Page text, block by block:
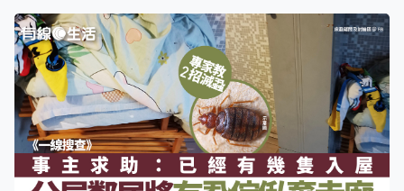
雙倍租金。 查看更多公屋資料：公屋申請2022 最新入息
限額、文件、資產一覽 日做17小時工作至凌晨 小紅書用戶
「丁鵬輝-天台人在香港」日前分享一條訪問片段，受訪者
為巴裔港人，以流利廣東話稱自己是16噸貨車司機，當年
購買時約80萬元，屬自購：「一路搵錢一路供囉，依家供
晒喇。」事主續指，他早上7點起身，工作至凌晨3至4點
才收工，日做16至17小時，午飯就吃麵包、生果，又或者
帶飯盒。 日常費用方面，事主育有4子1女，加上老婆、同